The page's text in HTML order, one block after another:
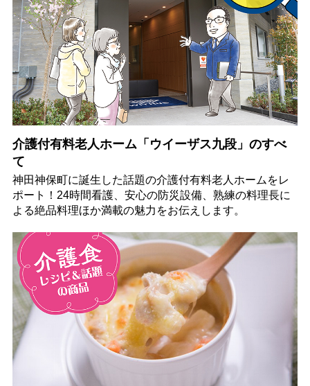
介護付有料老人ホーム「ウイーザス九段」のすべ
て
神田神保町に誕生した話題の介護付有料老人ホームをレ
ポート！24時間看護、安心の防災設備、熟練の料理長に
よる絶品料理ほか満載の魅力をお伝えします。